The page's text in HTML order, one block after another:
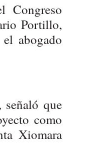
Congreso
Portillo,
abogado
señaló que
como
Xiomara